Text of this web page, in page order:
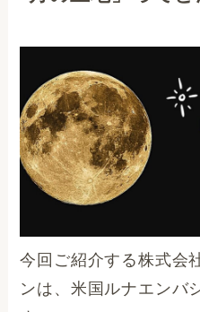
今回ご紹介する株式会
ンは、米国ルナエンバ